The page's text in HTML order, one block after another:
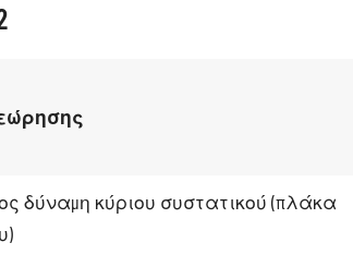
δύναμη κύριου συστατικού (πλάκα